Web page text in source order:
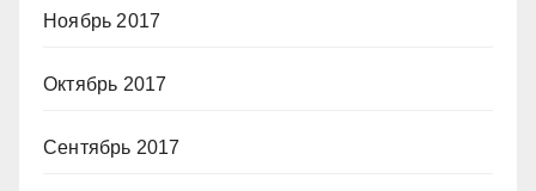
Ноябрь 2017
Октябрь 2017
Сентябрь 2017